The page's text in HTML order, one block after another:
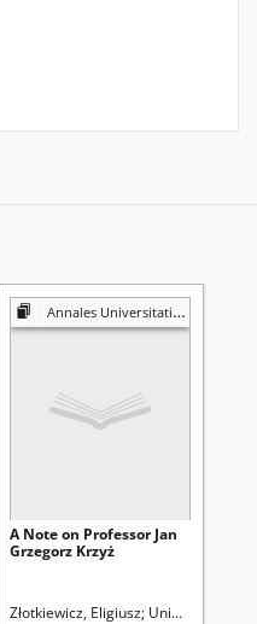
Annales Universitatis Mariae Curie-Skłodowska. Sectio A, Mathematica
A Note on Professor Jan
Grzegorz Krzyż
Złotkiewicz, Eligiusz Uniwersytet